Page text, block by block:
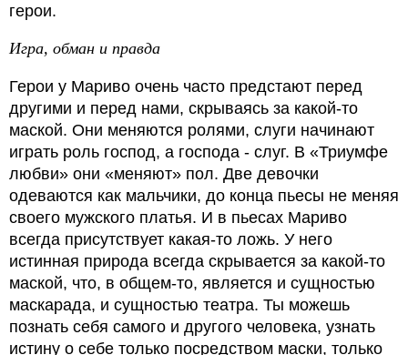
герои.
Игра, обман и правда
Герои у Мариво очень часто предстают перед
другими и перед нами, скрываясь за какой-то
маской. Они меняются ролями, слуги начинают
играть роль господ, а господа - слуг. В «Триумфе
любви» они «меняют» пол. Две девочки
одеваются как мальчики, до конца пьесы не меняя
своего мужского платья. И в пьесах Мариво
всегда присутствует какая-то ложь. У него
истинная природа всегда скрывается за какой-то
маской, что, в общем-то, является и сущностью
маскарада, и сущностью театра. Ты можешь
познать себя самого и другого человека, узнать
истину о себе только посредством маски, только